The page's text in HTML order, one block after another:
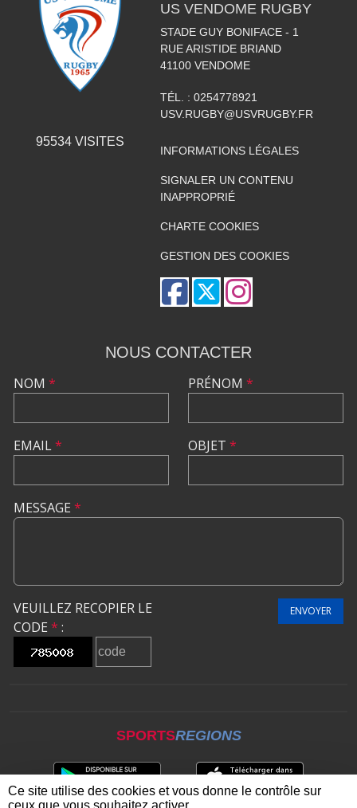
95534VISITES
US VENDOME RUGBY
STADE GUY BONIFACE - 1
RUE ARISTIDE BRIAND
41100 VENDOME
TÉL. : 0254778921
USV.RUGBY@USVRUGBY.FR
INFORMATIONS LÉGALES
SIGNALER UN CONTENU
INAPPROPRIÉ
CHARTE COOKIES
GESTION DES COOKIES
NOUS CONTACTER
NOM *
EMAIL*
PRÉNOM *
OBJET *
MESSAGE *
VEUILLEZ RECOPIER LE
CODE * :
ENVOYER
SPORTSREGIONS
Ce site utilise des cookies et vous donne le contrôle sur
ceux que vous souhaitez activer